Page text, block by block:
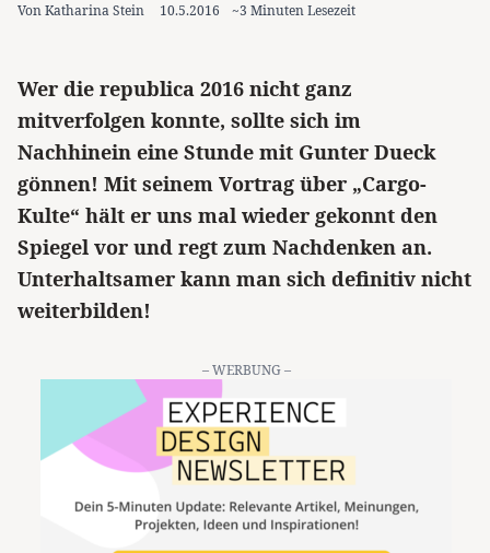
Von Katharina Stein 10.5.2016 ~3 Minuten Lesezeit
Wer die republica 2016 nicht ganz
mitverfolgen konnte, sollte sich im
Nachhinein eine Stunde mit Gunter Dueck
gönnen! Mit seinem Vortrag über „Cargo-
Kulte“ hält er uns mal wieder gekonnt den
Spiegel vor und regt zum Nachdenken an.
Unterhaltsamer kann man sich definitiv nicht
weiterbilden!
– WERBUNG –